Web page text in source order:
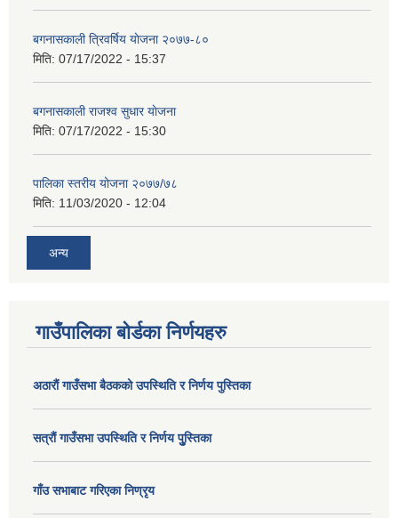
बगनासकाली त्रिवर्षिय याेजना २०७७-८०
मिति: 07/17/2022 - 15:37
बगनासकाली राजश्व सुधार याेजना
मिति: 07/17/2022 - 15:30
पालिका स्तरीय योजना २०७७/७८
मिति: 11/03/2020 - 12:04
अन्य
गाउँपालिका बोर्डका निर्णयहरु
अठाराैं गाउँसभा बैठकको उपस्थिति र निर्णय पुस्तिका
सत्राैं गाउँसभा उपस्थिति र निर्णय पुु्स्तिका
गाँउ सभाबाट गरिएका निण्रृय